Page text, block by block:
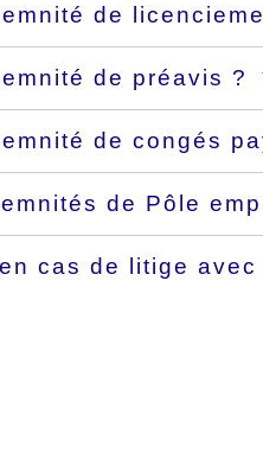
de
de préavis ?
de congés
de Pôle
cas de litige avec